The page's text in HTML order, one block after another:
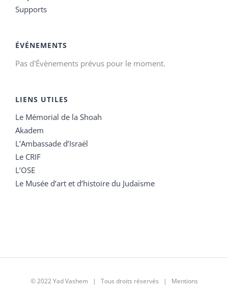
Supports
ÉVÉNEMENTS
Pas d'Évènements prévus pour le moment.
LIENS UTILES
Le Mémorial de la Shoah
Akadem
L’Ambassade d’Israël
Le CRIF
L’OSE
Le Musée d’art et d’histoire du Judaïsme
© 2022 Yad Vashem | Tous droits réservés | Mentions